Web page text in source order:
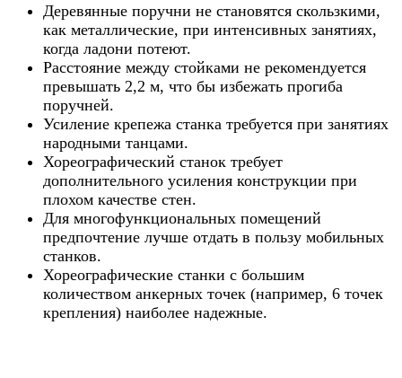
Деревянные поручни не становятся скользкими,
как металлические, при интенсивных занятиях,
когда ладони потеют.
Расстояние между стойками не рекомендуется
превышать 2,2 м, что бы избежать прогиба
поручней.
Усиление крепежа станка требуется при занятиях
народными танцами.
Хореографический станок требует
дополнительного усиления конструкции при
плохом качестве стен.
Для многофункциональных помещений
предпочтение лучше отдать в пользу мобильных
станков.
Хореографические станки с большим
количеством анкерных точек (например, 6 точек
крепления) наиболее надежные.